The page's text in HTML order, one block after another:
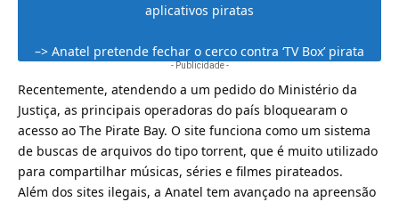
aplicativos piratas
–> Anatel pretende fechar o cerco contra ‘TV Box’ pirata
- Publicidade -
Recentemente, atendendo a um pedido do Ministério da
Justiça, as principais operadoras do país bloquearam o
acesso ao The Pirate Bay. O site funciona como um sistema
de buscas de arquivos do tipo torrent, que é muito utilizado
para compartilhar músicas, séries e filmes pirateados.
Além dos sites ilegais, a Anatel tem avançado na apreensão